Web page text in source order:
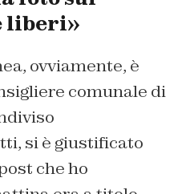
liberi»
ovviamente, è
comunale di
si è giustificato
che ho